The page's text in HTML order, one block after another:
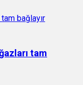
tam